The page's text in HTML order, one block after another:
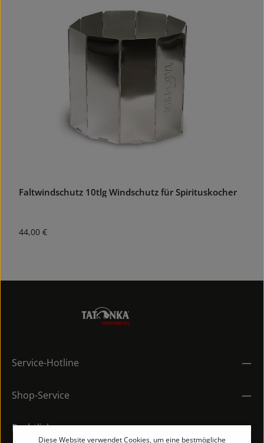
Faltwindschutz 10tlg Windschutz für Spirituskocher
Regulärer Preis:
44,00 €
Service-Hotline
Shop-Service
Rechtliches
Diese Website verwendet Cookies, um eine bestmögliche